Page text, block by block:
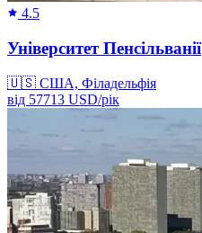
4.5
Університет Пенсільванії
🇺🇸 США, Філадельфія
від 57713 USD/рік